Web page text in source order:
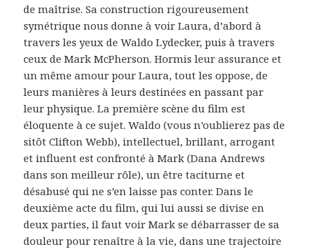
de maîtrise. Sa construction rigoureusement
symétrique nous donne à voir Laura, d’abord à
travers les yeux de Waldo Lydecker, puis à travers
ceux de Mark McPherson. Hormis leur assurance et
un même amour pour Laura, tout les oppose, de
leurs manières à leurs destinées en passant par
leur physique. La première scène du film est
éloquente à ce sujet. Waldo (vous n’oublierez pas de
sitôt Clifton Webb), intellectuel, brillant, arrogant
et influent est confronté à Mark (Dana Andrews
dans son meilleur rôle), un être taciturne et
désabusé qui ne s’en laisse pas conter. Dans le
deuxième acte du film, qui lui aussi se divise en
deux parties, il faut voir Mark se débarrasser de sa
douleur pour renaître à la vie, dans une trajectoire